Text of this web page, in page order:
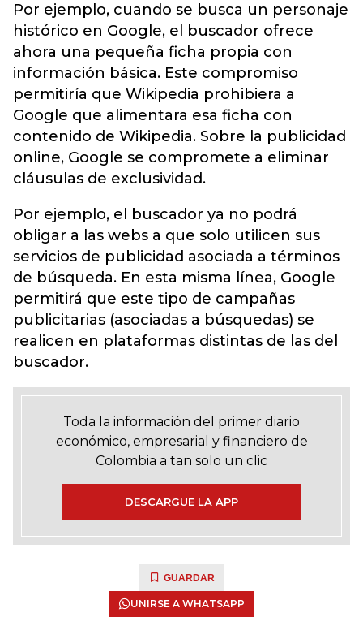
Por ejemplo, cuando se busca un personaje
histórico en Google, el buscador ofrece
ahora una pequeña ficha propia con
información básica. Este compromiso
permitiría que Wikipedia prohibiera a
Google que alimentara esa ficha con
contenido de Wikipedia. Sobre la publicidad
online, Google se compromete a eliminar
cláusulas de exclusividad.
Por ejemplo, el buscador ya no podrá
obligar a las webs a que solo utilicen sus
servicios de publicidad asociada a términos
de búsqueda. En esta misma línea, Google
permitirá que este tipo de campañas
publicitarias (asociadas a búsquedas) se
realicen en plataformas distintas de las del
buscador.
Toda la información del primer diario
económico, empresarial y financiero de
Colombia a tan solo un clic
DESCARGUE LA APP
GUARDAR
UNIRSE A WHATSAPP